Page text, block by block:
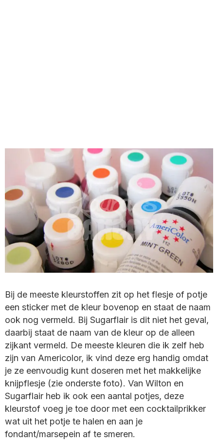
Bij de meeste kleurstoffen zit op het flesje of potje
een sticker met de kleur bovenop en staat de naam
ook nog vermeld. Bij Sugarflair is dit niet het geval,
daarbij staat de naam van de kleur op de alleen
zijkant vermeld. De meeste kleuren die ik zelf heb
zijn van Americolor, ik vind deze erg handig omdat
je ze eenvoudig kunt doseren met het makkelijke
knijpflesje (zie onderste foto). Van Wilton en
Sugarflair heb ik ook een aantal potjes, deze
kleurstof voeg je toe door met een cocktailprikker
wat uit het potje te halen en aan je
fondant/marsepein af te smeren.